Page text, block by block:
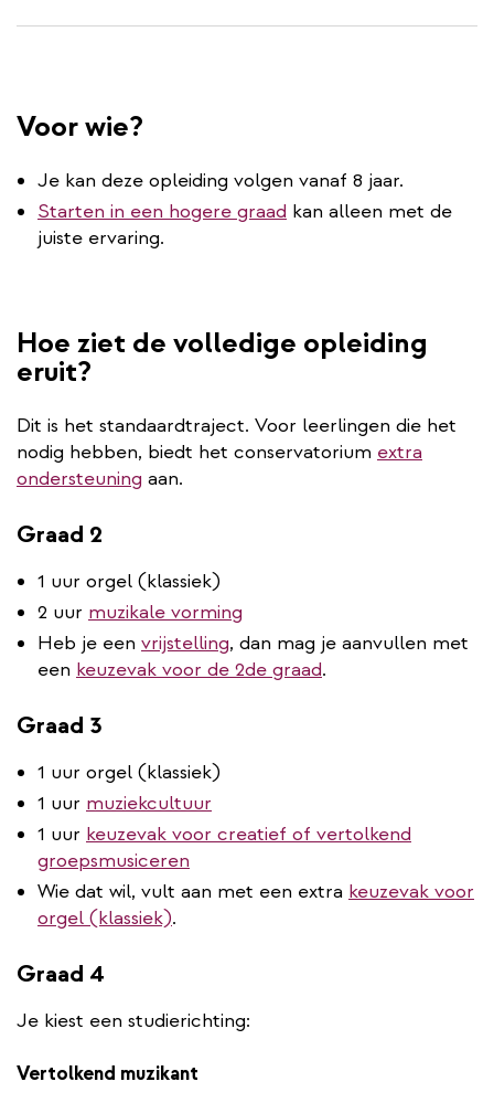
Voor wie?
Je kan deze opleiding volgen vanaf 8 jaar.
Starten in een hogere graad kan alleen met de
juiste ervaring.
Hoe ziet de volledige opleiding
eruit?
Dit is het standaardtraject. Voor leerlingen die het
nodig hebben, biedt het conservatorium extra
ondersteuning aan.
Graad 2
1 uur orgel (klassiek)
2 uur muzikale vorming
Heb je een vrijstelling, dan mag je aanvullen met
een keuzevak voor de 2de graad.
Graad 3
1 uur orgel (klassiek)
1 uur muziekcultuur
1 uur keuzevak voor creatief of vertolkend
groepsmusiceren
Wie dat wil, vult aan met een extra keuzevak voor
orgel (klassiek).
Graad 4
Je kiest een studierichting:
Vertolkend muzikant